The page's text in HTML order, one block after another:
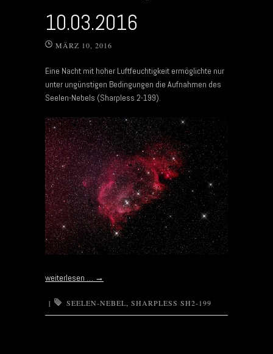
10.03.2016
MÄRZ 10, 2016
Eine Nacht mit hoher Luftfeuchtigkeit ermöglichte nur
unter ungünstigen Bedingungen die Aufnahmen des
Seelen-Nebels (Sharpless 2-199).
weiterlesen … →
| SEELEN-NEBEL, SHARPLESS SH2-199